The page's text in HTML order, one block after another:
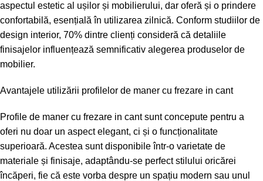
aspectul estetic al ușilor și mobilierului, dar oferă și o prindere
confortabilă, esențială în utilizarea zilnică. Conform studiilor de
design interior, 70% dintre clienți consideră că detaliile
finisajelor influențează semnificativ alegerea produselor de
mobilier.
Avantajele utilizării profilelor de maner cu frezare in cant
Profile de maner cu frezare in cant sunt concepute pentru a
oferi nu doar un aspect elegant, ci și o funcționalitate
superioară. Acestea sunt disponibile într-o varietate de
materiale și finisaje, adaptându-se perfect stilului oricărei
încăperi, fie că este vorba despre un spațiu modern sau unul